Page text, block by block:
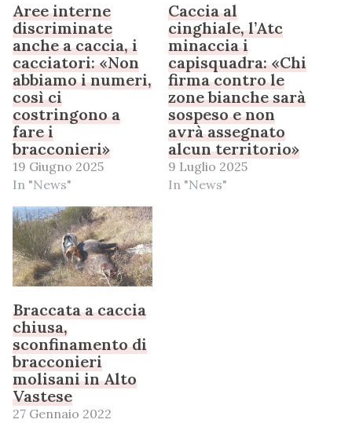
Aree interne
discriminate
anche a caccia, i
cacciatori: «Non
abbiamo i numeri,
così ci
costringono a
fare i
bracconieri»
19 Giugno 2025
In "News"
Caccia al
cinghiale, l’Atc
minaccia i
capisquadra: «Chi
firma contro le
zone bianche sarà
sospeso e non
avrà assegnato
alcun territorio»
9 Luglio 2025
In "News"
Braccata a caccia
chiusa,
sconfinamento di
bracconieri
molisani in Alto
Vastese
27 Gennaio 2022